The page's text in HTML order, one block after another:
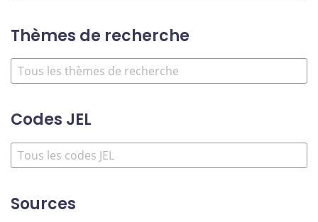
Thèmes de recherche
Codes JEL
Sources